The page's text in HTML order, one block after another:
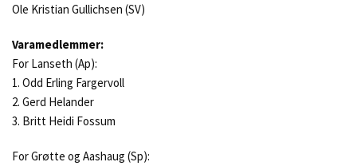
Ole Kristian Gullichsen (SV)
Varamedlemmer:
For Lanseth (Ap):
1. Odd Erling Fargervoll
2. Gerd Helander
3. Britt Heidi Fossum
For Grøtte og Aashaug (Sp):